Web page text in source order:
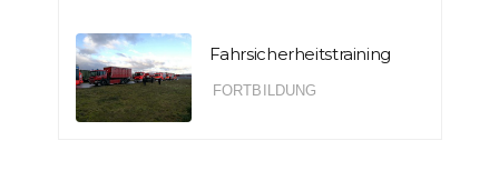
Fahrsicherheitstraining
FORTBILDUNG